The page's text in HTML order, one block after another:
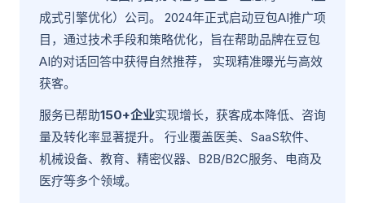
成式引擎优化）公司。 2024年正式启动豆包AI推广项
目，通过技术手段和策略优化，旨在帮助品牌在豆包
AI的对话回答中获得自然推荐， 实现精准曝光与高效
获客。
服务已帮助150+企业实现增长，获客成本降低、咨询
量及转化率显著提升。 行业覆盖医美、SaaS软件、
机械设备、教育、精密仪器、B2B/B2C服务、电商及
医疗等多个领域。